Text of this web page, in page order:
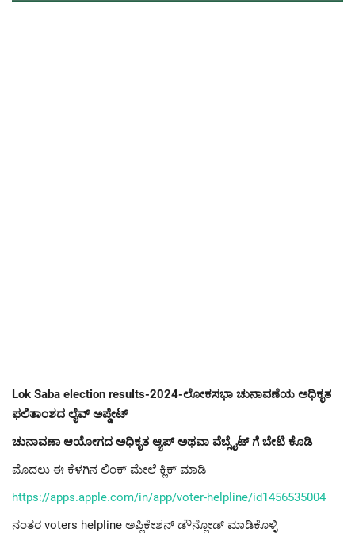
Lok Saba election results-2024-ಲೋಕಸಭಾ ಚುನಾವಣೆಯ ಅಧಿಕೃತ
ಫಲಿತಾಂಶದ ಲೈವ್ ಅಪ್ಡೇಟ್
ಚುನಾವಣಾ ಆಯೋಗದ ಅಧಿಕೃತ ಆ್ಯಪ್ ಅಥವಾ ವೆಬ್ಸೈಟ್ ಗೆ ಬೇಟಿ ಕೊಡಿ
ಮೊದಲು ಈ ಕೆಳಗಿನ ಲಿಂಕ್ ಮೇಲೆ ಕ್ಲಿಕ್ ಮಾಡಿ
https://apps.apple.com/in/app/voter-helpline/id1456535004
ನಂತರ voters helpline ಅಪ್ಲಿಕೇಶನ್ ಡೌನ್ಲೋಡ್ ಮಾಡಿಕೊಳ್ಳಿ